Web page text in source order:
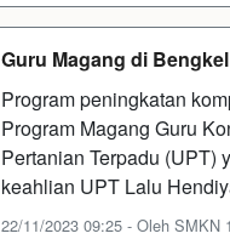
Guru Magang di
Program peningkatan
Program Magang Guru
Pertanian Terpadu (UPT)
keahlian UPT Lalu
22/11/2023 09:25 - Oleh SMKN